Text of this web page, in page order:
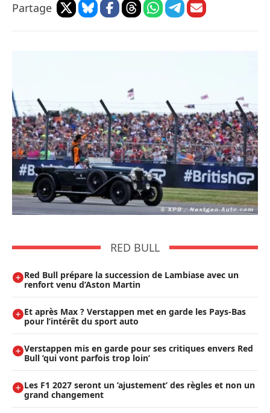
Partage
RED BULL
Red Bull prépare la succession de Lambiase avec un
renfort venu d’Aston Martin
Et après Max ? Verstappen met en garde les Pays-Bas
pour l’intérêt du sport auto
Verstappen mis en garde pour ses critiques envers Red
Bull ’qui vont parfois trop loin’
Les F1 2027 seront un ’ajustement’ des règles et non un
grand changement